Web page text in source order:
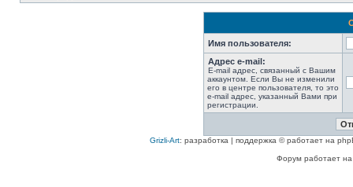
Имя пользователя:
Адрес e-mail:
E-mail адрес, связанный с Вашим
аккаунтом. Если Вы не изменили
его в центре пользователя, то это
e-mail адрес, указанный Вами при
регистрации.
Grizli-Art: разработка | поддержка © работает на
Форум работает